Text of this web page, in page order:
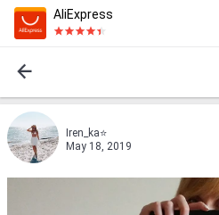
AliExpress
Iren_ka⭐
May 18, 2019